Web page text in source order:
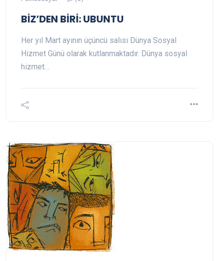
BİZ’DEN BİRİ: UBUNTU
Her yıl Mart ayının üçüncü salısı Dünya Sosyal
Hizmet Günü olarak kutlanmaktadır. Dünya sosyal
hizmet…